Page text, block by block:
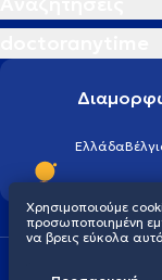
Ελλάδα
Χρησιμοποιούμε
προσωποποιημένη
να βρεις εύκολα